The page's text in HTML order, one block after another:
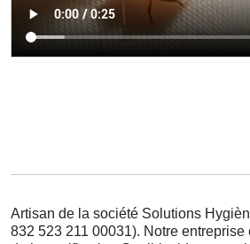
Artisan de la société Solutions
832 523 211 00031). Notre